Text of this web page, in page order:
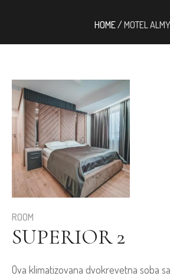
HOME/MOTEL ALMY
ROOM
SUPERIOR 2
Ova klimatizovana dvokrevetna soba